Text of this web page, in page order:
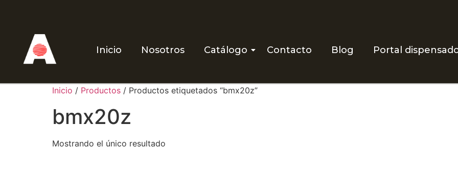
Inicio Nosotros Catálogo Contacto Blog Portal
Inicio / Productos / Productos etiquetados “bmx20z”
bmx20z
Mostrando el único resultado